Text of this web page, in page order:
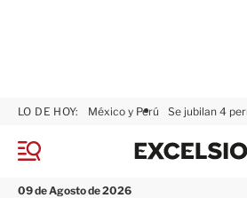
M
n
09 de Agosto de 2026
LO DE HOY: México y Perú Se jubilan 4